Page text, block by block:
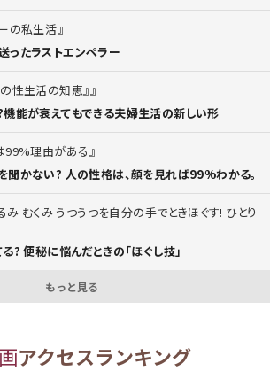
の私生活
ったラストエンペラー
性生活の知恵』
能が衰えてもできる夫婦生活の新しい形
99%理由がある
聞かない? 人の性格は、顔を見れば99%わかる。
み むくみ うつうつを自分の手でときほぐす! ひとり
? 便秘に悩んだときの「ほぐし技」
もっと見る
アクセスランキング